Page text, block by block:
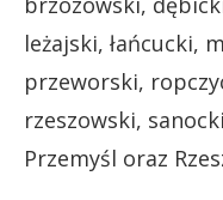
leżajski, łańcucki,
przeworski,
rzeszowski,
Przemyśl oraz